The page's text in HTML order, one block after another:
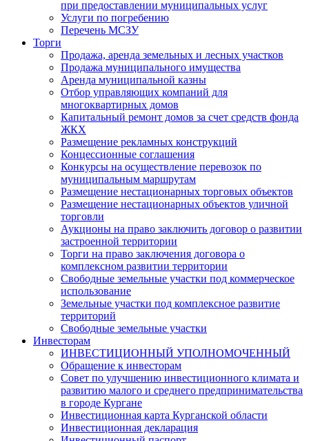
при предоставлении муниципальных услуг
Услуги по погребению
Перечень МСЗУ
Торги
Продажа, аренда земельных и лесных участков
Продажа муниципального имущества
Аренда муниципальной казны
Отбор управляющих компаний для
многоквартирных домов
Капитальный ремонт домов за счет средств фонда
ЖКХ
Размещение рекламных конструкций
Концессионные соглашения
Конкурсы на осуществление перевозок по
муниципальным маршрутам
Размещение нестационарных торговых объектов
Размещение нестационарных объектов уличной
торговли
Аукционы на право заключить договор о развитии
застроенной территории
Торги на право заключения договора о
комплексном развитии территории
Свободные земельные участки под коммерческое
использование
Земельные участки под комплексное развитие
территорий
Свободные земельные участки
Инвесторам
ИНВЕСТИЦИОННЫЙ УПОЛНОМОЧЕННЫЙ
Обращение к инвесторам
Совет по улучшению инвестиционного климата и
развитию малого и среднего предпринимательства
в городе Кургане
Инвестиционная карта Курганской области
Инвестиционная декларация